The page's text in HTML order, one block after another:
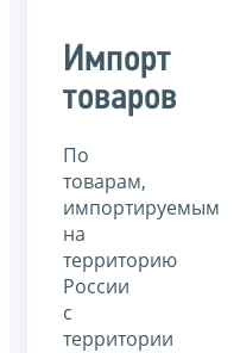
Импорт
товаров
По
товарам,
импортируемым
на
территорию
России
с
территории